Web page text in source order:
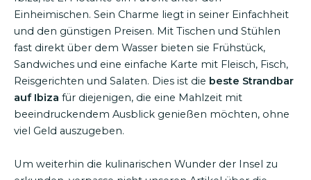
Einheimischen. Sein Charme liegt in seiner Einfachheit
und den günstigen Preisen. Mit Tischen und Stühlen
fast direkt über dem Wasser bieten sie Frühstück,
Sandwiches und eine einfache Karte mit Fleisch, Fisch,
Reisgerichten und Salaten. Dies ist die beste Strandbar
auf Ibiza für diejenigen, die eine Mahlzeit mit
beeindruckendem Ausblick genießen möchten, ohne
viel Geld auszugeben.
Um weiterhin die kulinarischen Wunder der Insel zu